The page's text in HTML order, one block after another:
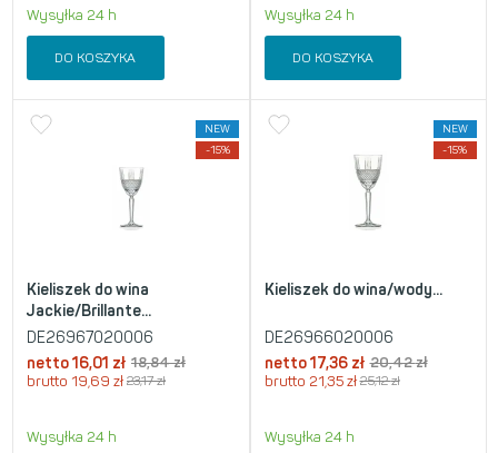
Wysyłka 24 h
DO KOSZYKA
Wysyłka 24 h
DO KOSZYKA
NEW
-15%
Kieliszek do wina
Jackie/Brillante...
DE26967020006
netto16,01 zł 18,84zł
brutto 19,69 zł 23,17zł
Wysyłka 24 h
NEW
-15%
Kieliszek do wina/wody...
DE26966020006
netto 17,36 zł 20,42zł
brutto 21,35 zł 25,12zł
Wysyłka 24 h